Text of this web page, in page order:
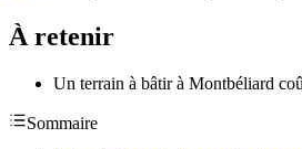
À retenir
Un terrain à bâtir à Montbéliard
Sommaire